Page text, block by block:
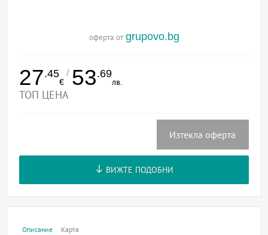
оферта от grupovo.bg
27.45
€
/ 53.69
лв.
ТОП ЦЕНА
Изтекла оферта
ВИЖТЕ ПОДОБНИ
Описание Карта